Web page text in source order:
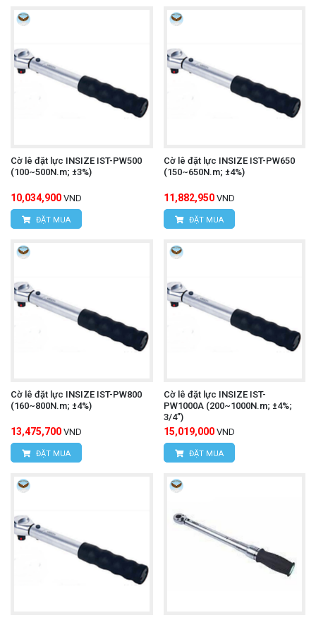
Cờ lê đặt lực INSIZE IST-PW500
(100~500N.m; ±3%)
10,034,900 VND
ĐẶT MUA
Cờ lê đặt lực INSIZE IST-PW650
(150~650N.m; ±4%)
11,882,950 VND
ĐẶT MUA
Cờ lê đặt lực INSIZE IST-PW800
(160~800N.m; ±4%)
13,475,700 VND
ĐẶT MUA
Cờ lê đặt lực INSIZE IST-
PW1000A (200~1000N.m; ±4%;
3/4”)
15,019,000 VND
ĐẶT MUA